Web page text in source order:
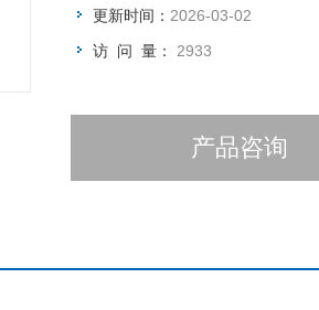
更新时间： 2026-03-02
访 问 量： 2933
产品咨询